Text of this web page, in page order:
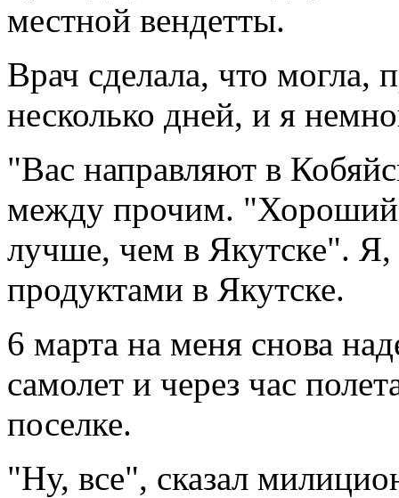
местной вендетты.
Врач сделала, что могла,
несколько дней, и я
"Вас направляют в
между прочим. "Хороший
лучше, чем в Якутске". Я,
продуктами в Якутске.
6 марта на меня снова
самолет и через час
поселке.
"Ну, все", сказал